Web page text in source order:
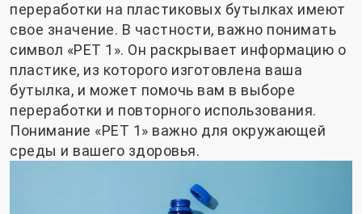
переработки на пластиковых бутылках имеют
свое значение. В частности, важно понимать
символ «PET 1». Он раскрывает информацию о
пластике, из которого изготовлена ​​ваша
бутылка, и может помочь вам в выборе
переработки и повторного использования.
Понимание «PET 1» важно для окружающей
среды и вашего здоровья.